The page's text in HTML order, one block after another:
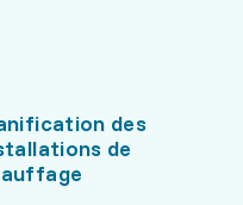
des
de